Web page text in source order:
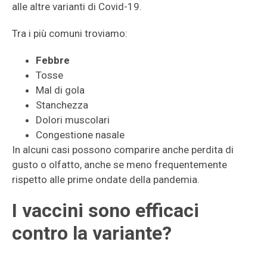
alle altre varianti di Covid-19.
Tra i più comuni troviamo:
Febbre
Tosse
Mal di gola
Stanchezza
Dolori muscolari
Congestione nasale
In alcuni casi possono comparire anche perdita di
gusto o olfatto, anche se meno frequentemente
rispetto alle prime ondate della pandemia.
I vaccini sono efficaci
contro la variante?